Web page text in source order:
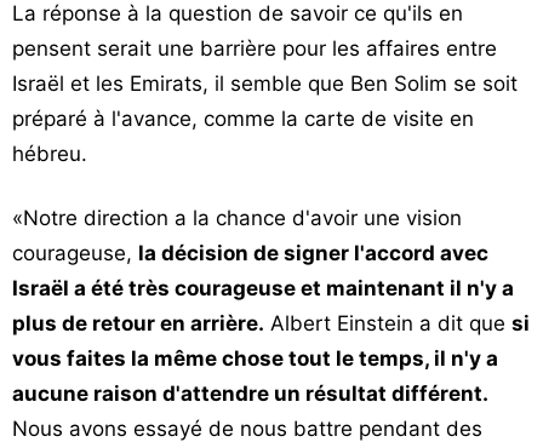
La réponse à la question de savoir ce qu'ils en
pensent serait une barrière pour les affaires entre
Israël et les Emirats, il semble que Ben Solim se soit
préparé à l'avance, comme la carte de visite en
hébreu.
«Notre direction a la chance d'avoir une vision
courageuse, la décision de signer l'accord avec
Israël a été très courageuse et maintenant il n'y a
plus de retour en arrière. Albert Einstein a dit que si
vous faites la même chose tout le temps, il n'y a
aucune raison d'attendre un résultat différent.
Nous avons essayé de nous battre pendant des